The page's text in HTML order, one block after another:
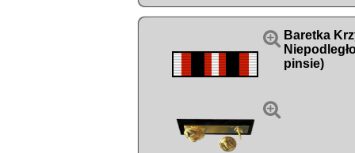


Baretka
pinsie)